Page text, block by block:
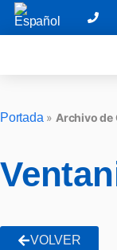
Portada » Archivo de
VOLVER